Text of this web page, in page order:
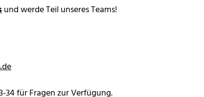
und werde Teil unseres Teams!
34 für Fragen zur Verfügung.